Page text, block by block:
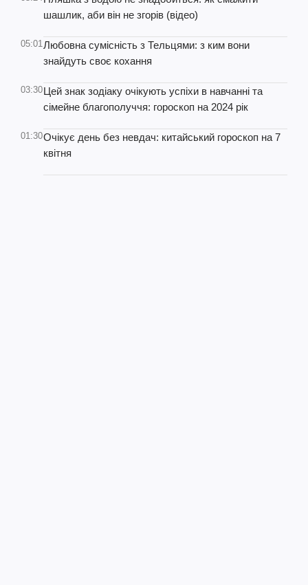
шашлик, аби він не згорів (відео)
05:01Любовна сумісність з Тельцями: з ким вони
знайдуть своє кохання
03:30Цей знак зодіаку очікують успіхи в навчанні та
сімейне благополуччя: гороскоп на 2024 рік
01:30Очікує день без невдач: китайський гороскоп на 7
квітня